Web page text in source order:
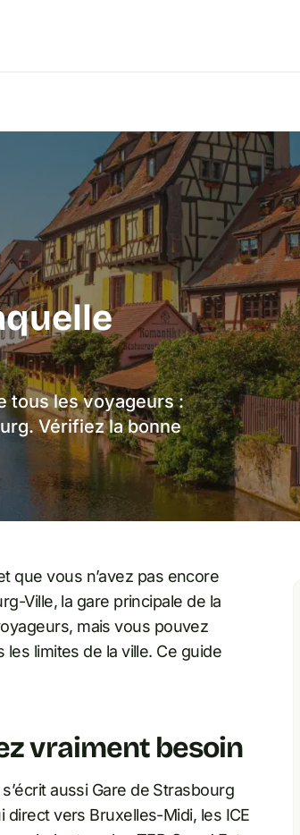
tous les voyageurs :
Vérifiez la bonne
que vous n’avez pas encore
Ville, la gare principale de la
mais vous pouvez
limites de la ville. Ce guide
vraiment besoin
aussi Gare de Strasbourg
direct vers Bruxelles-Midi, les ICE